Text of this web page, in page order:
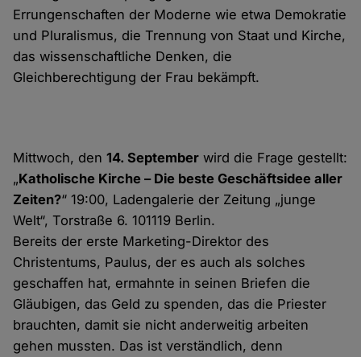
Errungenschaften der Moderne wie etwa Demokratie
und Pluralismus, die Trennung von Staat und Kirche,
das wissenschaftliche Denken, die
Gleichberechtigung der Frau bekämpft.
Mittwoch, den14. September wird die Frage gestellt:
„Katholische Kirche – Die beste Geschäftsidee aller
Zeiten?“ 19:00, Ladengalerie der Zeitung „junge
Welt“, Torstraße 6. 101119 Berlin.
Bereits der erste Marketing-Direktor des
Christentums, Paulus, der es auch als solches
geschaffen hat, ermahnte in seinen Briefen die
Gläubigen, das Geld zu spenden, das die Priester
brauchten, damit sie nicht anderweitig arbeiten
gehen mussten. Das ist verständlich, denn